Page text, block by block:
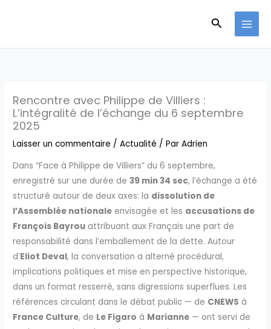
Rencontre avec Philippe de Villiers :
L’intégralité de l’échange du 6 septembre
2025
Laisser un commentaire /Actualité / ParAdrien
Dans “Face à Philippe de Villiers” du 6 septembre,
enregistré sur une durée de39 min 34 sec, l’échange a été
structuré autour de deux axes: la dissolution de
l’Assemblée nationale envisagée et les accusations de
François Bayrou attribuant aux Français une part de
responsabilité dans l’emballement de la dette. Autour
d’Eliot Deval, la conversation a alterné procédural,
implications politiques et mise en perspective historique,
dans un format resserré, sans digressions superflues. Les
références circulant dans le débat public — de CNEWS à
France Culture, de Le Figaro à Marianne — ont servi de